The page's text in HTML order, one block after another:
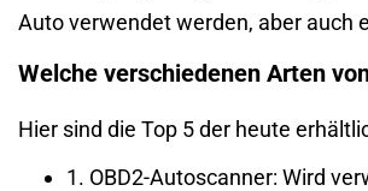
Auto verwendet werden, aber auch
Welche verschiedenen Arten
Hier sind die Top 5 der heute
1. OBD2-Autoscanner: Wird